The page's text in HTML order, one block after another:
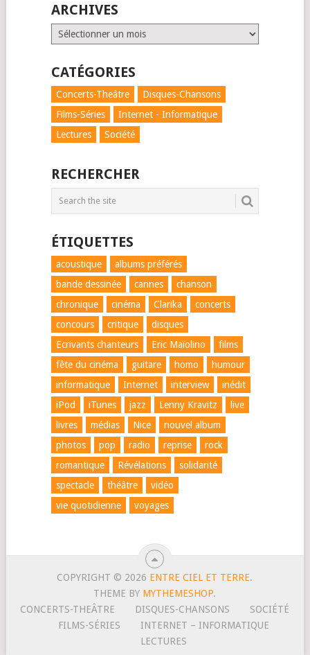
ARCHIVES
Archives
CATÉGORIES
Concerts-Theâtre
Disques-Chansons
Films-Séries
Internet - Informatique
Lectures
Société
RECHERCHER
ÉTIQUETTES
acoustique
albums préférés
bande dessinée
cannes
chanson
chronique
cinéma Clarika
concerts
concours
critique
disques
Ecrivants chanteurs
Eric Maïolino
films
fête du cinéma
guitare homo
humour
informatique
Internet interview
inédit
iPod
iTunes jazz Lenny Kravitz
live
livres
médias Nice
nouvel album
photos
pop radio reprise
rock
romantique
Révélations
solidarité
spectacle
théâtre
vidéo
vie quotidienne
voyages
COPYRIGHT © 2026 ENTRE CIEL ET TERRE.
THEME BY MYTHEMESHOP.
CONCERTS-THEÂTRE
DISQUES-CHANSONS
SOCIÉTÉ
FILMS-SÉRIES
INTERNET – INFORMATIQUE
LECTURES